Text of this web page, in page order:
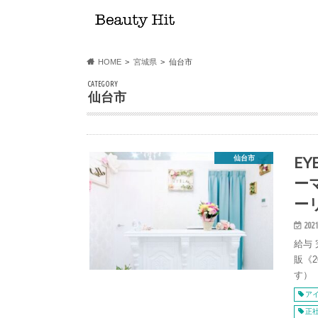
HOME 宮城県 仙台市
CATEGORY
仙台市
仙台市
ー
ー
給与
販《
す）
ア
正